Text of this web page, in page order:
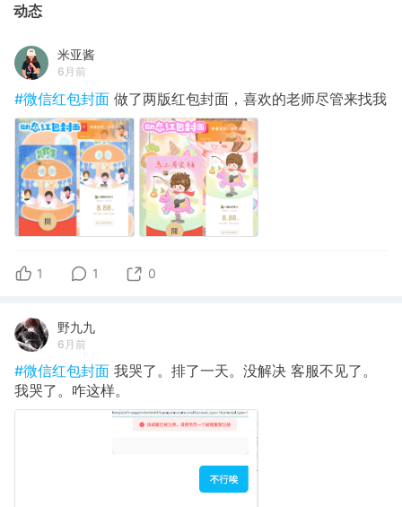
动态
米亚酱
6月前
#微信红包封面 做了两版红包封面，喜欢的老师尽管来找我
1 1 0
野九九
6月前
#微信红包封面 我哭了。排了一天。没解决 客服不见了。
我哭了。咋这样。